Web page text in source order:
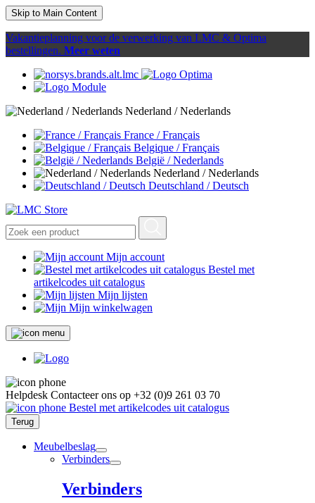
Skip to Main Content
Vakantieplanning voor de verwerking van LMC & Optima
bestellingen. Meer weten
Nederland / Nederlands
France / Français
Belgique / Français
België / Nederlands
Nederland / Nederlands
Deutschland / Deutsch
Mijn account
Bestel met
artikelcodes uit catalogus
Mijn lijsten
Mijn winkelwagen
Helpdesk Contacteer ons op +32 (0)9 261 03 70
Bestel met artikelcodes uit catalogus
Terug
Meubelbeslag
Verbinders
Verbinders